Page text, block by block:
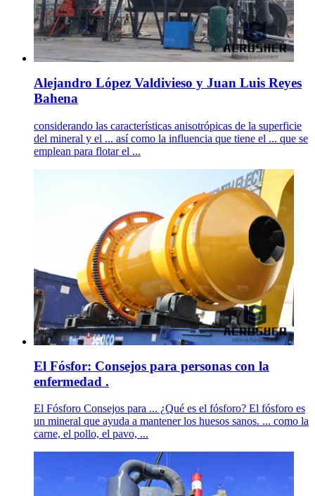
Alejandro López Valdivieso y Juan Luis Reyes
Bahena
considerando las características anisotrópicas de la superficie
del mineral y el ... así como la influencia que tiene el ... que se
emplean para flotar el ...
El Fósfor: Consejos para personas con la
enfermedad .
El Fósforo Consejos para ... ¿Qué es el fósforo? El fósforo es
un mineral que ayuda a mantener los huesos sanos. ... como la
carne, el pollo, el pavo, ...